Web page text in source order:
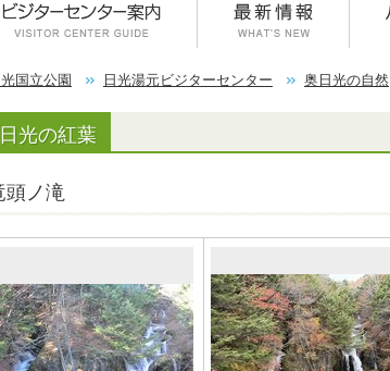
光国立公園 日光湯元ビジターセンター 奥日光の自然
光の紅葉
頭ノ滝